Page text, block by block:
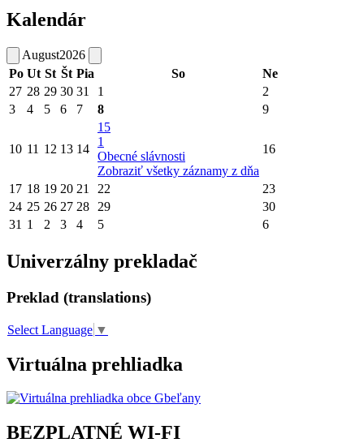
Kalendár
August2026
Po Ut St Št Pia So
Ne
27 28 29 30 31 1
2
3
4 5 6 7 8 9
10 11 12 13 14
15
1
Obecné slávnosti
Zobraziť všetky záznamy z dňa
16
17 18 19 20 21 22
23
24 25 26 27 28 29
30
31 1 2 3 4 5 6
Univerzálny prekladač
Preklad (translations)
Select Language ▼
Virtuálna prehliadka
BEZPLATNÉ WI-FI